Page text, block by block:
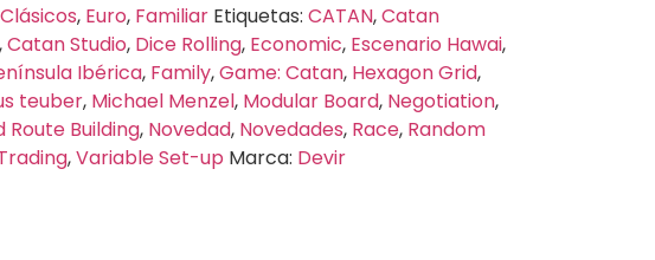
Clásicos, Euro, Familiar Etiquetas: CATAN,Catan
,Catan Studio, Dice Rolling, Economic, Escenario Hawai,
Ibérica, Family,Game: Catan, Hexagon Grid,
teuber, Michael Menzel, Modular Board, Negotiation,
Route Building, Novedad, Novedades, Race, Random
,Variable Set-up Marca: Devir